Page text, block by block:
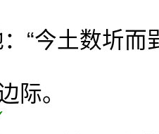
“今土数圻而
际。